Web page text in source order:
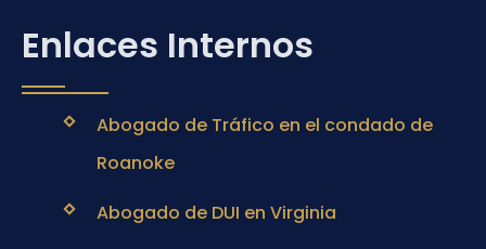
Enlaces Internos
Abogado de Tráfico en el condado de
Roanoke
Abogado de DUI en Virginia